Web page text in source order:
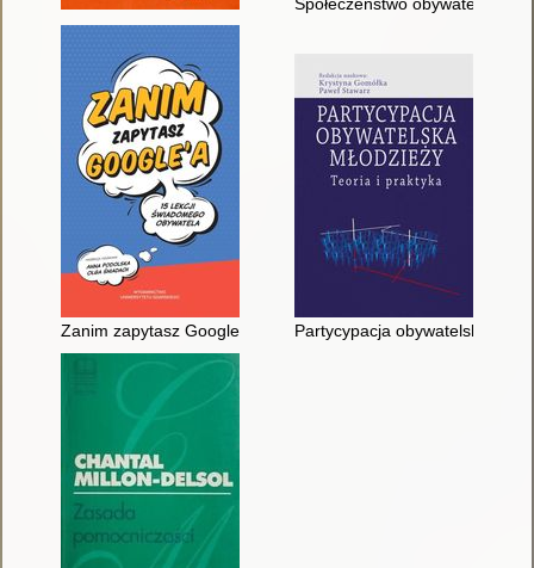
Społeczeństwo obywatelskie
Zanim zapytasz Google'a : 15 lekcji świadomego obywatela
Partycypacja obywatelska